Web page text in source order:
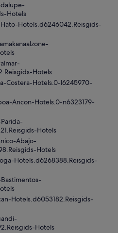
Hotels
Hotels.d6246042.Reisgids-
Hotels
Costera-Hotels.0-l6245970-
Ancon-Hotels.0-n6323179-
Hotels
Abajo-
Hotels
Hotels.d6268388.Reisgids-
Hotels.d6053182.Reisgids-
Hotels